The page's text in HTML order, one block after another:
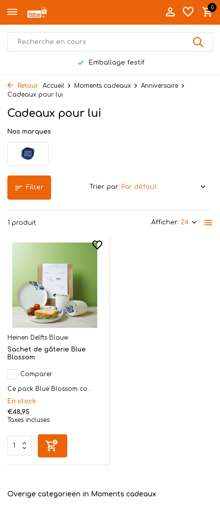
0
Emballage festif
Retour Accueil Moments cadeaux
Anniversaire
Cadeaux pour lui
Cadeaux pour lui
Nos marques
Filter
1 produit Afficher:
Trier par:
Heinen Delfts Blauw
Sachet de gâterie Blue
Blossom
Comparer
Ce pack Blue Blossom co...
En stock
€48,95
Taxes incluses
Overige categorieën in Moments cadeaux